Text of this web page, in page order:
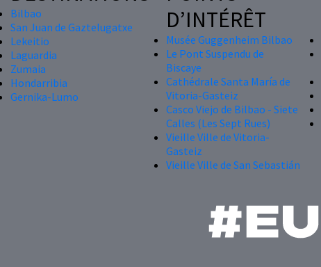
Bilbao
San Juan de Gaztelugatxe
Lekeitio
Laguardia
Zumaia
Hondarribia
Gernika-Lumo
D’INTÉRÊT
Musée Guggenheim Bilbao
Le Pont Suspendu de
Biscaye
Cathédrale Santa María de
Vitoria-Gasteiz
Casco Viejo de Bilbao - Siete
Calles (Les Sept Rues)
Vieille Ville de Vitoria-
Gasteiz
Vieille Ville de San Sebastián